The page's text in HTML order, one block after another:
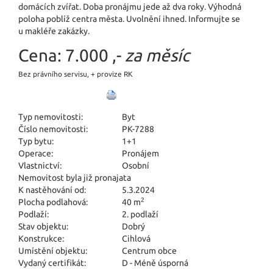
domácích zvířat. Doba pronájmu jede až dva roky. Výhodná
poloha poblíž centra města. Uvolnění ihned. Informujte se
u makléře zakázky.
Cena: 7.000 ,- za měsíc
Bez právního servisu, + provize RK
Typ nemovitosti:
Byt
Číslo nemovitosti:
PK-7288
Typ bytu:
1+1
Operace:
Pronájem
Vlastnictví:
Osobní
Nemovitost byla již pronajata
K nastěhování od:
5.3.2024
Plocha podlahová:
40 m2
Podlaží:
2. podlaží
Stav objektu:
Dobrý
Konstrukce:
Cihlová
Umístění objektu:
Centrum obce
Vydaný certifikát:
D - Méně úsporná